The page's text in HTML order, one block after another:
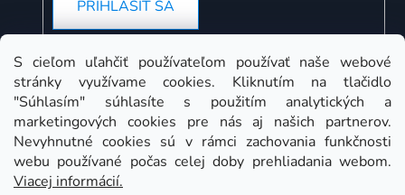
S cieľom uľahčiť používateľom používať naše webové
stránky využívame cookies. Kliknutím na tlačidlo
"Súhlasím" súhlasíte s použitím analytických a
marketingových cookies pre nás aj našich partnerov.
Nevyhnutné cookies sú v rámci zachovania funkčnosti
webu používané počas celej doby prehliadania webom.
Viacej informácií.
PRIHLÁSIŤ SA
Instagram